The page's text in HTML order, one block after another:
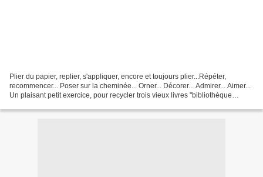
Plier du papier, replier, s'appliquer, encore et toujours plier...Répéter,
recommencer... Poser sur la cheminée... Orner... Décorer... Admirer... Aimer...
Un plaisant petit exercice, pour recycler trois vieux livres "bibliothèque